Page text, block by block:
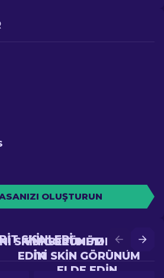
OLUŞTURUN
YÜKSELTME'DE DAHA
IYI SKIN GÖRÜNÜM
ELDE EDIN
SKIN GÖRÜNÜM ELDE
EDIN
SKINLERI